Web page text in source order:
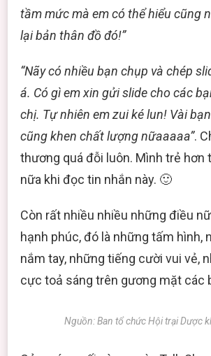
tầm mức mà em có thể hiểu cũng
lại bản thân đồ đó!”
“Nãy có nhiều bạn chụp và chép
á. Có gì em xin gửi slide cho các
chị. Tự nhiên em zui ké lun! Vài
cũng khen chất lượng nữaaaaa”.
thương quá đỗi luôn. Mình trẻ hơn
nữa khi đọc tin nhắn này. 🙂
Còn rất nhiều nhiều những điều
hạnh phúc, đó là những tấm hình,
nắm tay, những tiếng cười vui vẻ,
cực toả sáng trên gương mặt các
Nguồn: Ban tổ chức Hội trại Dược